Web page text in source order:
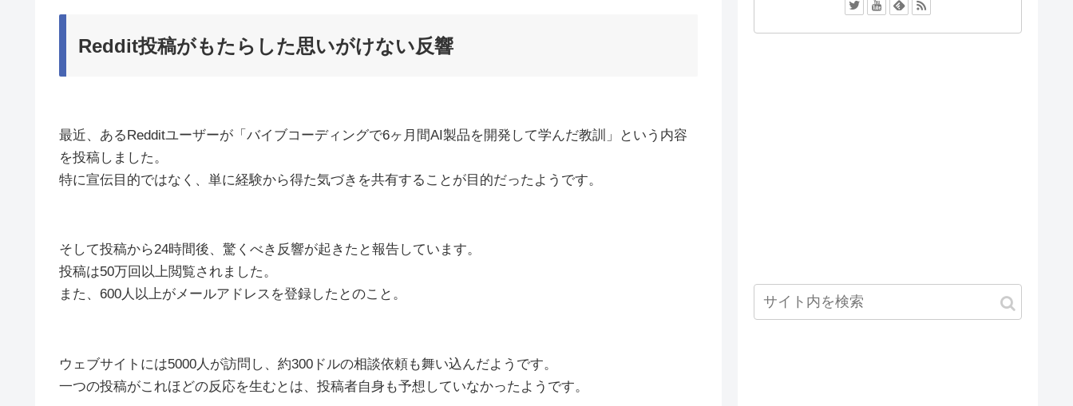
Reddit投稿がもたらした思いがけない反響
最近、あるRedditユーザーが「バイブコーディングで6ヶ月間AI製品を開発して学んだ教訓」という内容
を投稿しました。
特に宣伝目的ではなく、単に経験から得た気づきを共有することが目的だったようです。
そして投稿から24時間後、驚くべき反響が起きたと報告しています。
投稿は50万回以上閲覧されました。
また、600人以上がメールアドレスを登録したとのこと。
ウェブサイトには5000人が訪問し、約300ドルの相談依頼も舞い込んだようです。
一つの投稿がこれほどの反応を生むとは、投稿者自身も予想していなかったようです。